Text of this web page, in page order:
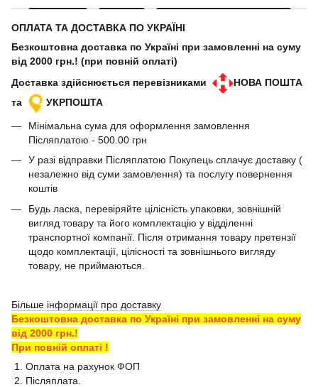
ОПЛАТА ТА ДОСТАВКА ПО УКРАЇНІ
Безкоштовна доставка по Україні при замовленні на суму
від 2000 грн.! (при повній оплаті)
Доставка здійснюється перевізниками
НОВА ПОШТА
та
УКРПОШТА
Мінімальна сума для оформлення замовлення
Післяплатою - 500.00 грн
У разі відправки Післяплатою Покупець сплачує доставку (
незалежно від суми замовлення) та послугу повернення
коштів
Будь ласка, перевіряйте цілісність упаковки, зовнішній
вигляд товару та його комплектацію у відділенні
транспортної компанії. Після отримання товару претензії
щодо комплектації, цілісності та зовнішнього вигляду
товару, не приймаються.
Більше інформації про доставку
Безкоштовна доставка по Україні при замовленні на суму
від 2000 грн.!
При повній оплаті !
1. Оплата на рахунок ФОП
2. Післяплата.